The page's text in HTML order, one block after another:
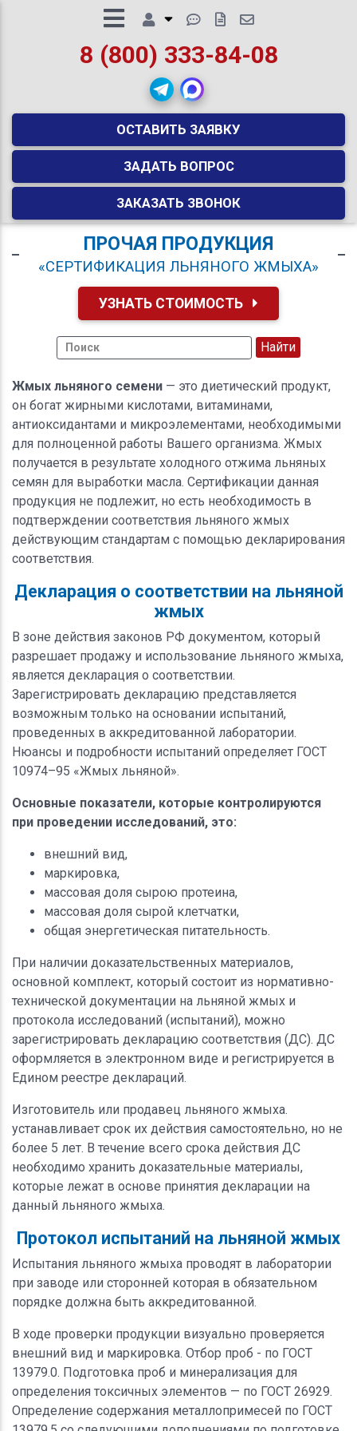
8 (800) 333-84-08
ОСТАВИТЬ ЗАЯВКУ
ЗАДАТЬ ВОПРОС
ЗАКАЗАТЬ ЗВОНОК
ПРОЧАЯ ПРОДУКЦИЯ
«СЕРТИФИКАЦИЯ ЛЬНЯНОГО ЖМЫХА»
УЗНАТЬ СТОИМОСТЬ
Жмых льняного семени — это диетический продукт,
он богат жирными кислотами, витаминами,
антиоксидантами и микроэлементами, необходимыми
для полноценной работы Вашего организма. Жмых
получается в результате холодного отжима льняных
семян для выработки масла. Сертификации данная
продукция не подлежит, но есть необходимость в
подтверждении соответствия льняного жмых
действующим стандартам с помощью декларирования
соответствия.
Декларация о соответствии на льняной
жмых
В зоне действия законов РФ документом, который
разрешает продажу и использование льняного жмыха,
является декларация о соответствии.
Зарегистрировать декларацию представляется
возможным только на основании испытаний,
проведенных в аккредитованной лаборатории.
Нюансы и подробности испытаний определяет ГОСТ
10974–95 «Жмых льняной».
Основные показатели, которые контролируются
при проведении исследований, это:
внешний вид,
маркировка,
массовая доля сырою протеина,
массовая доля сырой клетчатки,
общая энергетическая питательность.
При наличии доказательственных материалов,
основной комплект, который состоит из нормативно-
технической документации на льняной жмых и
протокола исследований (испытаний), можно
зарегистрировать декларацию соответствия (ДС). ДС
оформляется в электронном виде и регистрируется в
Едином реестре деклараций.
Изготовитель или продавец льняного жмыха.
устанавливает срок их действия самостоятельно, но не
более 5 лет. В течение всего срока действия ДС
необходимо хранить доказательные материалы,
которые лежат в основе принятия декларации на
данный льняного жмыха.
Протокол испытаний на льняной жмых
Испытания льняного жмыха проводят в лаборатории
при заводе или сторонней которая в обязательном
порядке должна быть аккредитованной.
В ходе проверки продукции визуально проверяется
внешний вид и маркировка. Отбор проб - по ГОСТ
13979.0. Подготовка проб и минерализация для
определения токсичных элементов — по ГОСТ 26929.
Определение содержания металлопримесей по ГОСТ